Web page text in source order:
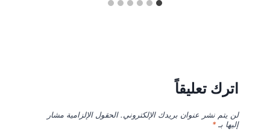
اترك تعليقاً
لن يتم نشر عنوان بريدك الإلكتروني. الحقول الإلزامية مشار
إليها بـ*